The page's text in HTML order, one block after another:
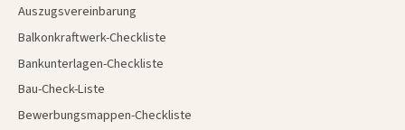
Auszugsvereinbarung
Balkonkraftwerk-Checkliste
Bankunterlagen-Checkliste
Bau-Check-Liste
Bewerbungsmappen-Checkliste